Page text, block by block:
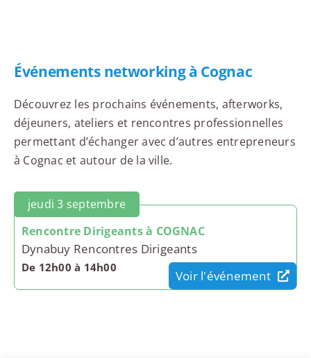
Événements networking à Cognac
Découvrez les prochains événements, afterworks,
déjeuners, ateliers et rencontres professionnelles
permettant d’échanger avec d’autres entrepreneurs
à Cognac et autour de la ville.
jeudi 3 septembre
Rencontre Dirigeants à COGNAC
Dynabuy Rencontres Dirigeants
De 12h00 à 14h00
Voir l'événement